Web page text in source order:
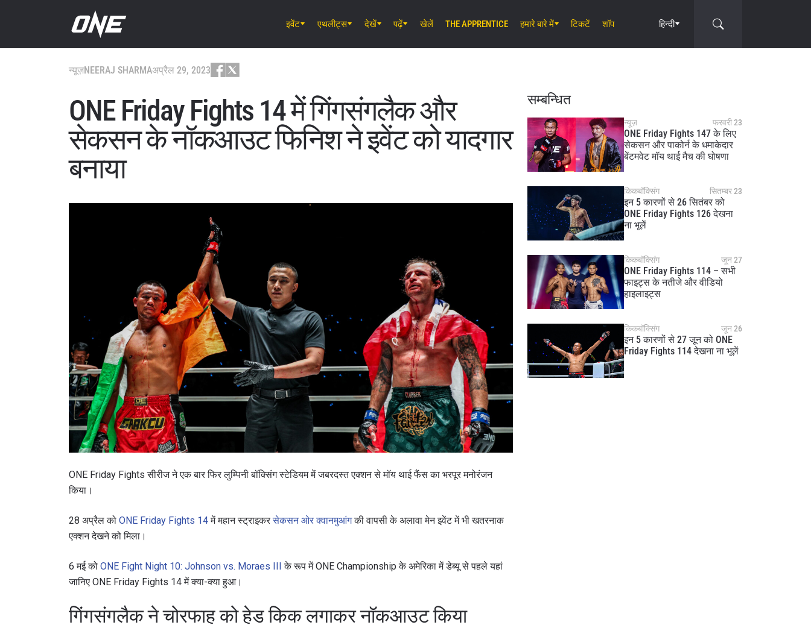
इवेंट
अग॰ 14 (शुक्र) 11:30 AM UTC
लुम्पिनी स्टेडियम, बैंकॉक
ONE Friday Fights 166 & The Inner Circle
एथलीट्स देखें पढ़ें खेलें THE APPRENTICE हमारे बारे में टिकटें शॉप हिन्दी
न्यूज़NEERAJ SHARMAअप्रैल 29, 2023
ONE Friday Fights 14 में गिंगसंगलैक और
सेकसन के नॉकआउट फिनिश ने इवेंट को यादगार
बनाया
ONE Friday Fights सीरीज ने एक बार फिर लुम्पिनी बॉक्सिंग स्टेडियम में जबरदस्त एक्शन से मॉय थाई फैंस का भरपूर मनोरंजन
किया।
28 अप्रैल को ONE Friday Fights 14में महान स्ट्राइकरसेकसन ओर क्वानमुआंगकी वापसी के अलावा मेन इवेंट में भी खतरनाक
एक्शन देखने को मिला।
6 मई को ONE Fight Night 10: Johnson vs. Moraes III के रूप में ONE Championship के अमेरिका में डेब्यू से पहले यहां
जानिए ONE Friday Fights 14 में क्या-क्या हुआ।
गिंगसंगलैक ने चोरफाह को हेड किक लगाकर नॉकआउट किया
सम्बन्धित
न्यूज़ फरवरी 23
ONE Friday Fights 147 के लिए
सेकसन और पाकोर्न के धमाकेदार
बेंटमवेट मॉय थाई मैच की घोषणा
किकबॉक्सिंग सितम्बर 23
इन 5 कारणों से 26 सितंबर को
ONE Friday Fights 126 देखना
ना भूलें
किकबॉक्सिंग जून 27
ONE Friday Fights 114 – सभी
फाइट्स के नतीजे और वीडियो
हाइलाइट्स
किकबॉक्सिंग जून 26
इन 5 कारणों से 27 जून को ONE
Friday Fights 114 देखना ना भूलें